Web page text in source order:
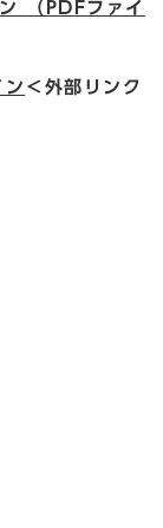
（PDFファイ
ン ＜外部リンク